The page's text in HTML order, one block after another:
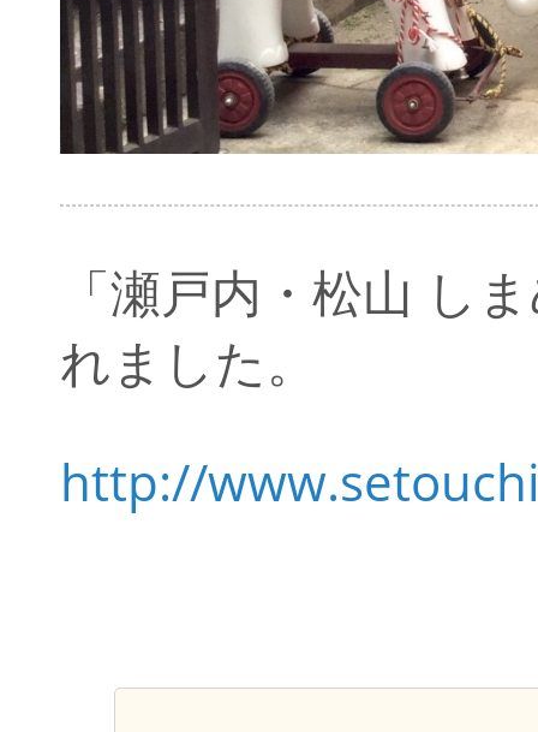
「瀬戸内・松山 し
れました。
http://